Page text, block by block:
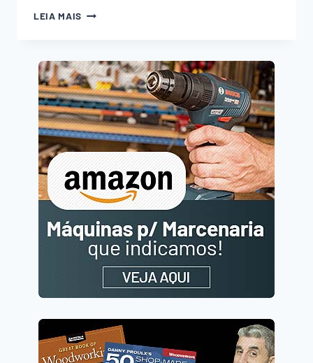
LEIA MAIS SUPORTE